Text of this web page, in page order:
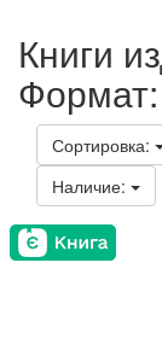
Книги
Формат:
Сортировка:
Наличие: